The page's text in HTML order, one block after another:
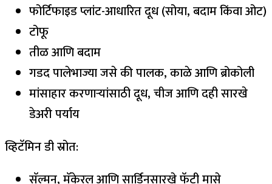
फोर्टिफाइड प्लांट-आधारित दूध (सोया, बदाम किंवा ओट)
टोफू
तीळ आणि बदाम
गडद पालेभाज्या जसे की पालक, काळे आणि ब्रोकोली
मांसाहार करणाऱ्यांसाठी दूध, चीज आणि दही सारखे
डेअरी पर्याय
व्हिटॅमिन डी स्रोत:
सॅल्मन, मॅकेरल आणि सार्डिनसारखे फॅटी मासे